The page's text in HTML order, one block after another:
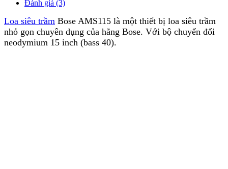
Đánh giá (3)
Loa siêu trầm Bose AMS115 là một thiết bị loa siêu trầm
nhỏ gọn chuyên dụng của hãng Bose. Với bộ chuyển đổi
neodymium 15 inch (bass 40).